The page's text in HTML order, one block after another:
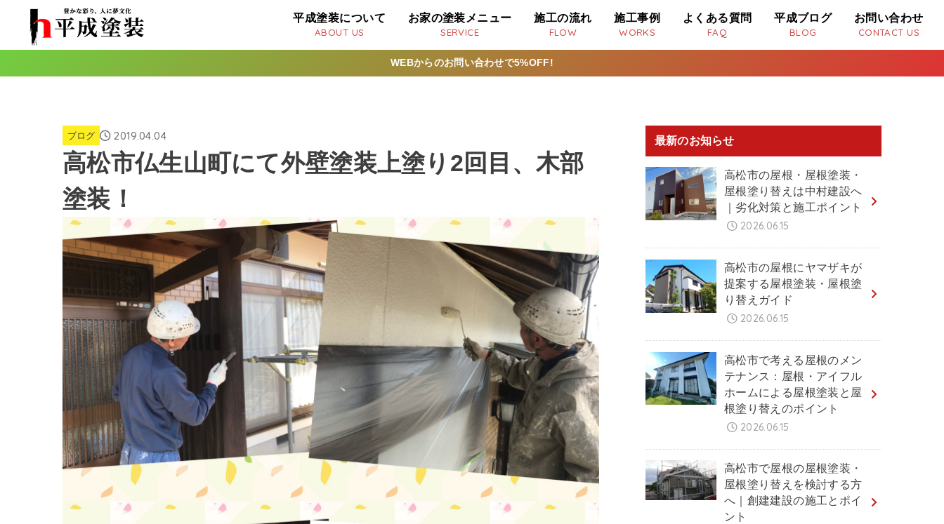
平成塗装について
ABOUT US
お家の塗装メニュー
SERVICE
施工の流れ
FLOW
施工事例
WORKS
よくある質問
FAQ
平成ブログ
BLOG
お問い合わせ
CONTACT US
WEBからのお問い合わせで5%OFF!
ブログ 2019.04.04
高松市仏生山町にて外壁塗装上塗り2回目、木部
塗装！
最新のお知らせ
高松市の屋根・屋根塗装・
屋根塗り替えは中村建設へ
｜劣化対策と施工ポイント
2026.06.15
高松市の屋根にヤマザキが
提案する屋根塗装・屋根塗
り替えガイド
2026.06.15
高松市で考える屋根のメン
テナンス：屋根・アイフル
ホームによる屋根塗装と屋
根塗り替えのポイント
2026.06.15
高松市で屋根の屋根塗装・
屋根塗り替えを検討する方
へ｜創建建設の施工とポイ
ント